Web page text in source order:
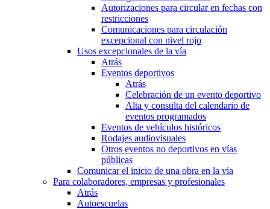
Autorizaciones para circular en fechas con
restricciones
Comunicaciones para circulación
excepcional con nivel rojo
Usos excepcionales de la vía
Atrás
Eventos deportivos
Atrás
Celebración de un evento deportivo
Alta y consulta del calendario de
eventos programados
Eventos de vehículos históricos
Rodajes audiovisuales
Otros eventos no deportivos en vías
públicas
Comunicar el inicio de una obra en la vía
Para colaboradores, empresas y profesionales
Atrás
Autoescuelas